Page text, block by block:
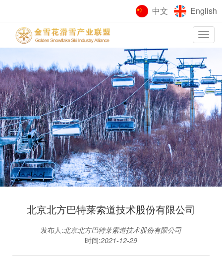
中文 English
Toggle
navigation
北京北方巴特莱索道技术股份有限公司
发布人:北京北方巴特莱索道技术股份有限公司
时间:2021-12-29